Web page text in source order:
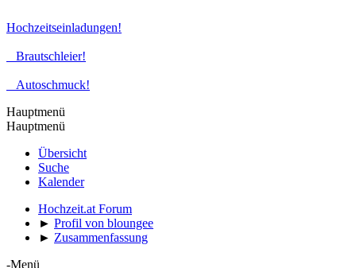
Hochzeitseinladungen!
Brautschleier!
Autoschmuck!
Hauptmenü
Hauptmenü
Übersicht
Suche
Kalender
Hochzeit.at Forum
► Profil von bloungee
► Zusammenfassung
-Menü